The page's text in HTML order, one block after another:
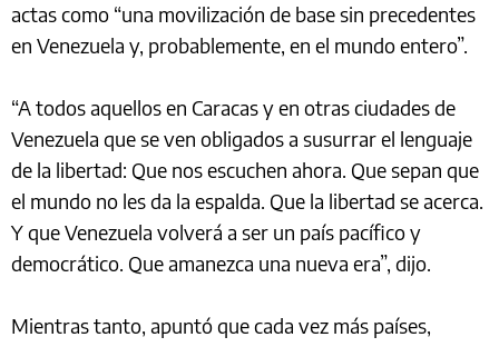
actas como “una movilización de base sin precedentes
en Venezuela y, probablemente, en el mundo entero”.
“A todos aquellos en Caracas y en otras ciudades de
Venezuela que se ven obligados a susurrar el lenguaje
de la libertad: Que nos escuchen ahora. Que sepan que
el mundo no les da la espalda. Que la libertad se acerca.
Y que Venezuela volverá a ser un país pacífico y
democrático. Que amanezca una nueva era”, dijo.
Mientras tanto, apuntó que cada vez más países,